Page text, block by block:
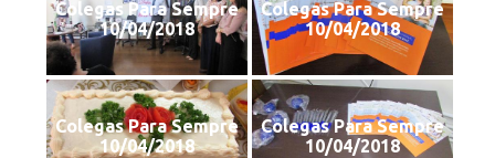
Colegas Para Sempre
10/04/2018
Colegas Para Sempre
10/04/2018
Colegas Para Sempre
10/04/2018
Colegas Para Sempre
10/04/2018